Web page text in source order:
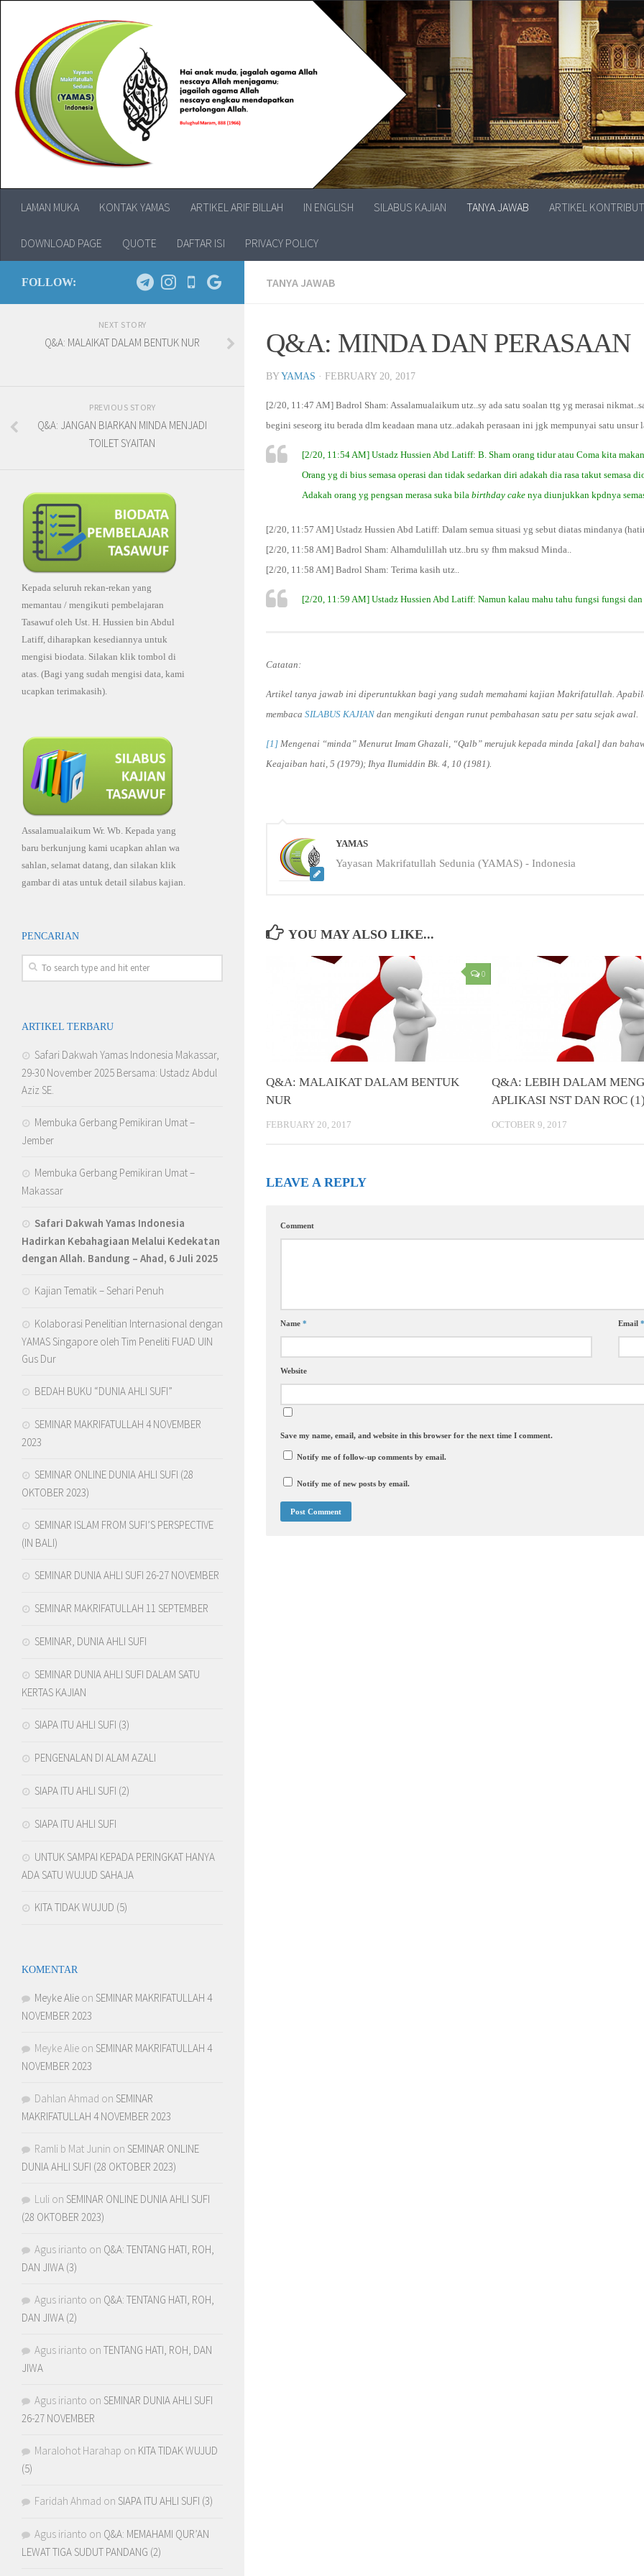
LAMAN MUKA KONTAK YAMAS ARTIKEL ARIF BILLAH IN ENGLISH SILABUS KAJIAN TANYA JAWAB ARTIKEL
DOWNLOAD PAGE QUOTE DAFTAR ISI PRIVACY POLICY
TANYA JAWAB
Q&A: MINDA DAN PERASAAN
BYYAMAS · FEBRUARY 20, 2017
[2/20, 11:47 AM] Badrol Sham: Assalamualaikum utz..sy ada satu soalan ttg yg merasai
begini seseorg itu berada dlm keadaan mana utz..adakah perasaan ini jgk mempunyai satu
[2/20, 11:54 AM] Ustadz Hussien Abd Latiff: B. Sham orang tidur atau Coma kita
Orang yg di bius semasa operasi dan tidak sedarkan diri adakah dia rasa takut semasa
Adakah orang yg pengsan merasa suka bila birthday cake nya diunjukkan kpdnya
[2/20, 11:57 AM] Ustadz Hussien Abd Latiff: Dalam semua situasi yg sebut diatas mindanya
[2/20, 11:58 AM] Badrol Sham: Alhamdulillah utz..bru sy fhm maksud Minda..
[2/20, 11:58 AM] Badrol Sham: Terima kasih utz..
[2/20, 11:59 AM] Ustadz Hussien Abd Latiff: Namun kalau mahu tahu fungsi fungsi
Catatan:
Artikel tanya jawab ini diperuntukkan bagi yang sudah memahami kajian Makrifatullah.
membaca SILABUS KAJIAN dan mengikuti dengan runut pembahasan satu per satu sejak awal.
[1] Mengenai “minda” Menurut Imam Ghazali, “Qalb” merujuk kepada minda [akal] dan
Keajaiban hati, 5 (1979); Ihya Ilumiddin Bk. 4, 10 (1981).
YAMAS
Yayasan Makrifatullah Sedunia (YAMAS) - Indonesia
YOU MAY ALSO LIKE...
0
Q&A: MALAIKAT DALAM BENTUK
NUR
FEBRUARY 20, 2017
Q&A: LEBIH DALAM
APLIKASI NST DAN ROC
OCTOBER 9, 2017
LEAVE A REPLY
Comment
Name * Email
Website
Save my name, email, and website in this browser for the next time I comment.
Notify me of follow-up comments by email.
Notify me of new posts by email.
FOLLOW:
NEXT STORY
Q&A: MALAIKAT DALAM BENTUK NUR
PREVIOUS STORY
Q&A: JANGAN BIARKAN MINDA MENJADI
TOILET SYAITAN
Kepada seluruh rekan-rekan yang
memantau / mengikuti pembelajaran
Tasawuf oleh Ust. H. Hussien bin Abdul
Latiff, diharapkan kesediannya untuk
mengisi biodata. Silakan klik tombol di
atas. (Bagi yang sudah mengisi data, kami
ucapkan terimakasih).
Assalamualaikum Wr. Wb. Kepada yang
baru berkunjung kami ucapkan ahlan wa
sahlan, selamat datang, dan silakan klik
gambar di atas untuk detail silabus kajian.
PENCARIAN
ARTIKEL TERBARU
Safari Dakwah Yamas Indonesia Makassar,
29-30 November 2025 Bersama: Ustadz Abdul
Aziz SE.
Membuka Gerbang Pemikiran Umat –
Jember
Membuka Gerbang Pemikiran Umat –
Makassar
Safari Dakwah Yamas Indonesia
Hadirkan Kebahagiaan Melalui Kedekatan
dengan Allah. Bandung – Ahad, 6 Juli 2025
Kajian Tematik – Sehari Penuh
Kolaborasi Penelitian Internasional dengan
YAMAS Singapore oleh Tim Peneliti FUAD UIN
Gus Dur
BEDAH BUKU “DUNIA AHLI SUFI”
SEMINAR MAKRIFATULLAH 4 NOVEMBER
2023
SEMINAR ONLINE DUNIA AHLI SUFI (28
OKTOBER 2023)
SEMINAR ISLAM FROM SUFI’S PERSPECTIVE
(IN BALI)
SEMINAR DUNIA AHLI SUFI 26-27 NOVEMBER
SEMINAR MAKRIFATULLAH 11 SEPTEMBER
SEMINAR, DUNIA AHLI SUFI
SEMINAR DUNIA AHLI SUFI DALAM SATU
KERTAS KAJIAN
SIAPA ITU AHLI SUFI (3)
PENGENALAN DI ALAM AZALI
SIAPA ITU AHLI SUFI (2)
SIAPA ITU AHLI SUFI
UNTUK SAMPAI KEPADA PERINGKAT HANYA
ADA SATU WUJUD SAHAJA
KITA TIDAK WUJUD (5)
KOMENTAR
Meyke Alie on SEMINAR MAKRIFATULLAH 4
NOVEMBER 2023
Meyke Alie on SEMINAR MAKRIFATULLAH 4
NOVEMBER 2023
Dahlan Ahmad on SEMINAR
MAKRIFATULLAH 4 NOVEMBER 2023
Ramli b Mat Junin on SEMINAR ONLINE
DUNIA AHLI SUFI (28 OKTOBER 2023)
Luli on SEMINAR ONLINE DUNIA AHLI SUFI
(28 OKTOBER 2023)
Agus irianto on Q&A: TENTANG HATI, ROH,
DAN JIWA (3)
Agus irianto on Q&A: TENTANG HATI, ROH,
DAN JIWA (2)
Agus irianto on TENTANG HATI, ROH, DAN
JIWA
Agus irianto on SEMINAR DUNIA AHLI SUFI
26-27 NOVEMBER
Maralohot Harahap on KITA TIDAK WUJUD
(5)
Faridah Ahmad on SIAPA ITU AHLI SUFI (3)
Agus irianto on Q&A: MEMAHAMI QUR’AN
LEWAT TIGA SUDUT PANDANG (2)